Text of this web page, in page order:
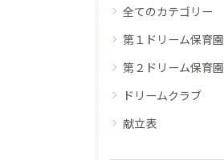
全てのカテゴリー
第１ドリーム保育園
第２ドリーム保育園
ドリームクラブ
献立表